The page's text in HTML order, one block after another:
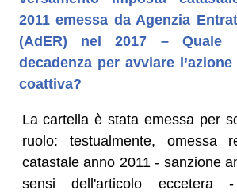
2011 emessa da Agenzia
(AdER) nel 2017 –
decadenza per avviare
coattiva?
La cartella è stata emessa per
ruolo: testualmente, omessa
catastale anno 2011 - sanzione
sensi dell'articolo eccetera